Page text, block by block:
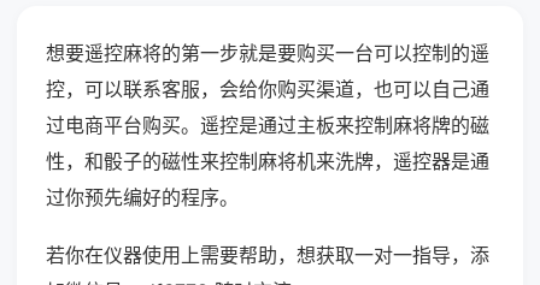
想要遥控麻将的第一步就是要购买一台可以控制的遥
控，可以联系客服，会给你购买渠道，也可以自己通
过电商平台购买。遥控是通过主板来控制麻将牌的磁
性，和骰子的磁性来控制麻将机来洗牌，遥控器是通
过你预先编好的程序。
若你在仪器使用上需要帮助，想获取一对一指导，添